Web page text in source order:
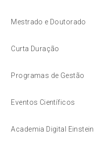
Mestrado e Doutorado
Curta Duração
Programas de Gestão
Eventos Científicos
Academia Digital Einstein